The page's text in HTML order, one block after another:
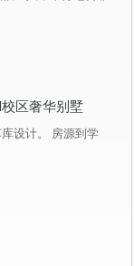
区奢华别墅
设计。 房源到学